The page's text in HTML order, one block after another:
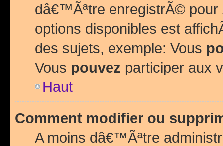
dâ€™Ãªtre enregistrÃ©
options disponibles est
des sujets, exemple: Vous
Vous pouvez participer aux
Haut
Comment modifier ou
A moins dâ€™Ãªtre